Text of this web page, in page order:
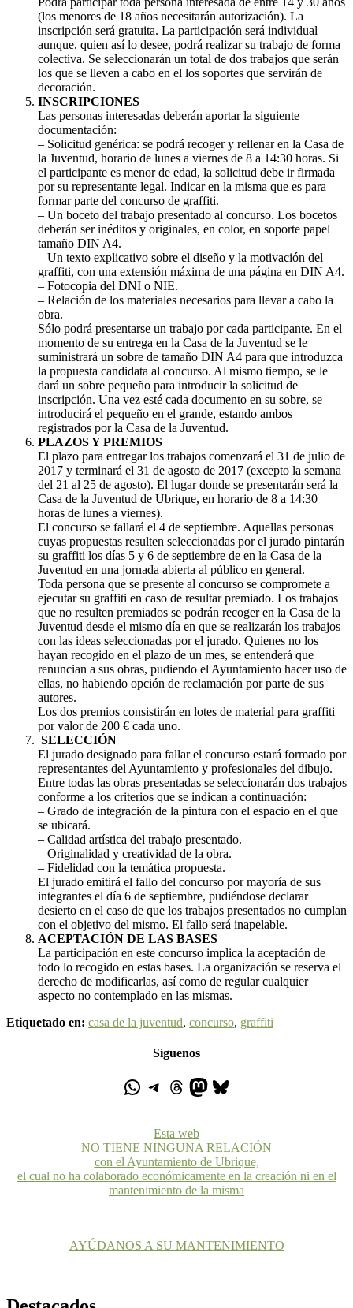
(los menores de 18 años necesitarán autorización). La
inscripción será gratuita. La participación será individual
aunque, quien así lo desee, podrá realizar su trabajo de forma
colectiva. Se seleccionarán un total de dos trabajos que serán
los que se lleven a cabo en el los soportes que servirán de
decoración.
INSCRIPCIONES
Las personas interesadas deberán aportar la siguiente
documentación:
– Solicitud genérica: se podrá recoger y rellenar en la Casa de
la Juventud, horario de lunes a viernes de 8 a 14:30 horas. Si
el participante es menor de edad, la solicitud debe ir firmada
por su representante legal. Indicar en la misma que es para
formar parte del concurso de graffiti.
– Un boceto del trabajo presentado al concurso. Los bocetos
deberán ser inéditos y originales, en color, en soporte papel
tamaño DIN A4.
– Un texto explicativo sobre el diseño y la motivación del
graffiti, con una extensión máxima de una página en DIN A4.
– Fotocopia del DNI o NIE.
– Relación de los materiales necesarios para llevar a cabo la
obra.
Sólo podrá presentarse un trabajo por cada participante. En el
momento de su entrega en la Casa de la Juventud se le
suministrará un sobre de tamaño DIN A4 para que introduzca
la propuesta candidata al concurso. Al mismo tiempo, se le
dará un sobre pequeño para introducir la solicitud de
inscripción. Una vez esté cada documento en su sobre, se
introducirá el pequeño en el grande, estando ambos
registrados por la Casa de la Juventud.
PLAZOS Y PREMIOS
El plazo para entregar los trabajos comenzará el 31 de julio de
2017 y terminará el 31 de agosto de 2017 (excepto la semana
del 21 al 25 de agosto). El lugar donde se presentarán será la
Casa de la Juventud de Ubrique, en horario de 8 a 14:30
horas de lunes a viernes).
El concurso se fallará el 4 de septiembre. Aquellas personas
cuyas propuestas resulten seleccionadas por el jurado pintarán
su graffiti los días 5 y 6 de septiembre de en la Casa de la
Juventud en una jornada abierta al público en general.
Toda persona que se presente al concurso se compromete a
ejecutar su graffiti en caso de resultar premiado. Los trabajos
que no resulten premiados se podrán recoger en la Casa de la
Juventud desde el mismo día en que se realizarán los trabajos
con las ideas seleccionadas por el jurado. Quienes no los
hayan recogido en el plazo de un mes, se entenderá que
renuncian a sus obras, pudiendo el Ayuntamiento hacer uso de
ellas, no habiendo opción de reclamación por parte de sus
autores.
Los dos premios consistirán en lotes de material para graffiti
por valor de 200 € cada uno.
SELECCIÓN
El jurado designado para fallar el concurso estará formado por
representantes del Ayuntamiento y profesionales del dibujo.
Entre todas las obras presentadas se seleccionarán dos trabajos
conforme a los criterios que se indican a continuación:
– Grado de integración de la pintura con el espacio en el que
se ubicará.
– Calidad artística del trabajo presentado.
– Originalidad y creatividad de la obra.
– Fidelidad con la temática propuesta.
El jurado emitirá el fallo del concurso por mayoría de sus
integrantes el día 6 de septiembre, pudiéndose declarar
desierto en el caso de que los trabajos presentados no cumplan
con el objetivo del mismo. El fallo será inapelable.
ACEPTACIÓN DE LAS BASES
La participación en este concurso implica la aceptación de
todo lo recogido en estas bases. La organización se reserva el
derecho de modificarlas, así como de regular cualquier
aspecto no contemplado en las mismas.
Etiquetado en: casa de la juventud, concurso, graffiti
Síguenos
Esta web
NO TIENE NINGUNA RELACIÓN
con el Ayuntamiento de Ubrique,
el cual no ha colaborado económicamente en la creación ni en el
mantenimiento de la misma
AYÚDANOS A SU MANTENIMIENTO